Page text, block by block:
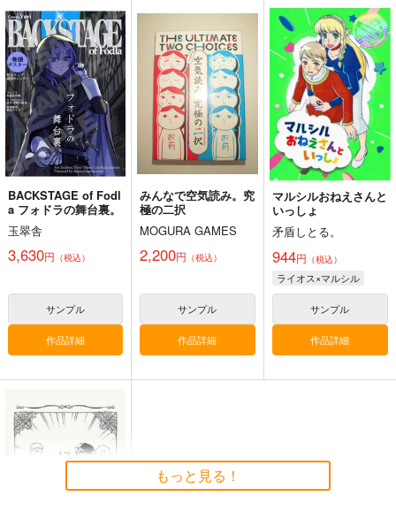
てふてね
660円（税込）
ファイアーエムブレム
ベレト×ベルナデッタ
サンプル
カート
玉翠舎
3,630円（税込）
ファイアーエムブレム
サンプル
カート
BACKSTAGE of Fodl
a フォドラの舞台裏。
玉翠舎
3,630円 （税込）
サンプル
作品詳細
みんなで空気読み。究
極の二択
MOGURA GAMES
2,200円 （税込）
サンプル
作品詳細
マルシルおねえさんと
いっしょ
矛盾しとる。
944円 （税込）
ライオス×マルシル
サンプル
作品詳細
もっと見る！